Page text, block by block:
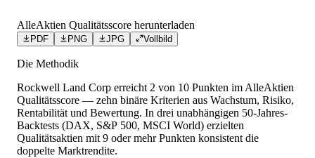
AlleAktien Qualitätsscore herunterladen
PDF PNG JPG Vollbild
Die Methodik
Rockwell Land Corp erreicht 2 von 10 Punkten im AlleAktien
Qualitätsscore — zehn binäre Kriterien aus Wachstum, Risiko,
Rentabilität und Bewertung. In drei unabhängigen 50-Jahres-
Backtests (DAX, S&P 500, MSCI World) erzielten
Qualitätsaktien mit 9 oder mehr Punkten konsistent die
doppelte Marktrendite.